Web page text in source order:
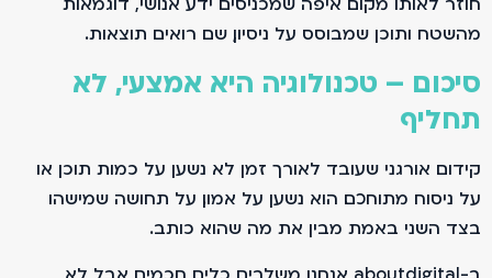
מהשטח ותוכן שמבוסס על ניסיון, שם רואים תוצאות.
סיכום – טכנולוגיה היא אמצעי, לא
תחליף
קידום אורגני שעובד לאורך זמן לא נשען על כמות תוכן או
על ניסוח מתוחכם. הוא נשען על אמון. על תחושה שמישהו
בצד השני באמת מבין את מה שהוא כותב.